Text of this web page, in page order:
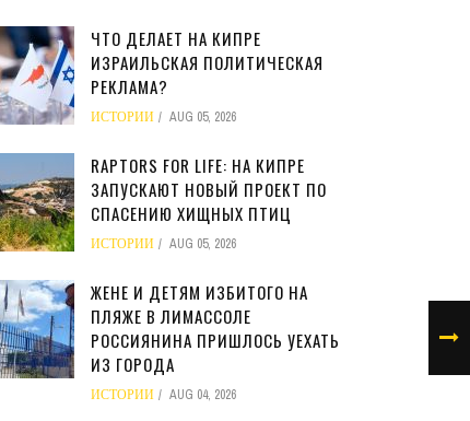
ЧТО ДЕЛАЕТ НА КИПРЕ
ИЗРАИЛЬСКАЯ ПОЛИТИЧЕСКАЯ
РЕКЛАМА?
ИСТОРИИ AUG 05, 2026
RAPTORS FOR LIFE: НА КИПРЕ
ЗАПУСКАЮТ НОВЫЙ ПРОЕКТ ПО
СПАСЕНИЮ ХИЩНЫХ ПТИЦ
ИСТОРИИ AUG 05, 2026
ЖЕНЕ И ДЕТЯМ ИЗБИТОГО НА
ПЛЯЖЕ В ЛИМАССОЛЕ
РОССИЯНИНА ПРИШЛОСЬ УЕХАТЬ
ИЗ ГОРОДА
ИСТОРИИ AUG 04, 2026